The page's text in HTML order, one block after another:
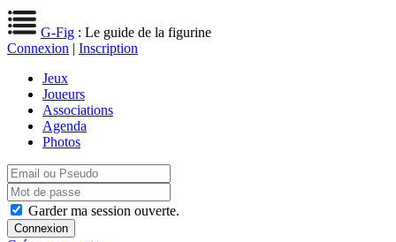
G-Fig : Le guide de la figurine
Connexion | Inscription
Jeux
Joueurs
Associations
Agenda
Photos
Garder ma session ouverte.